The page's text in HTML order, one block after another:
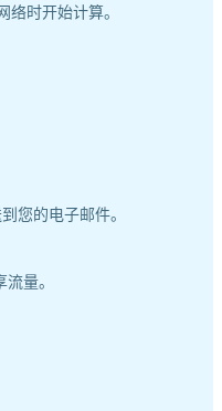
时开始计算。
您的电子邮件。
量。